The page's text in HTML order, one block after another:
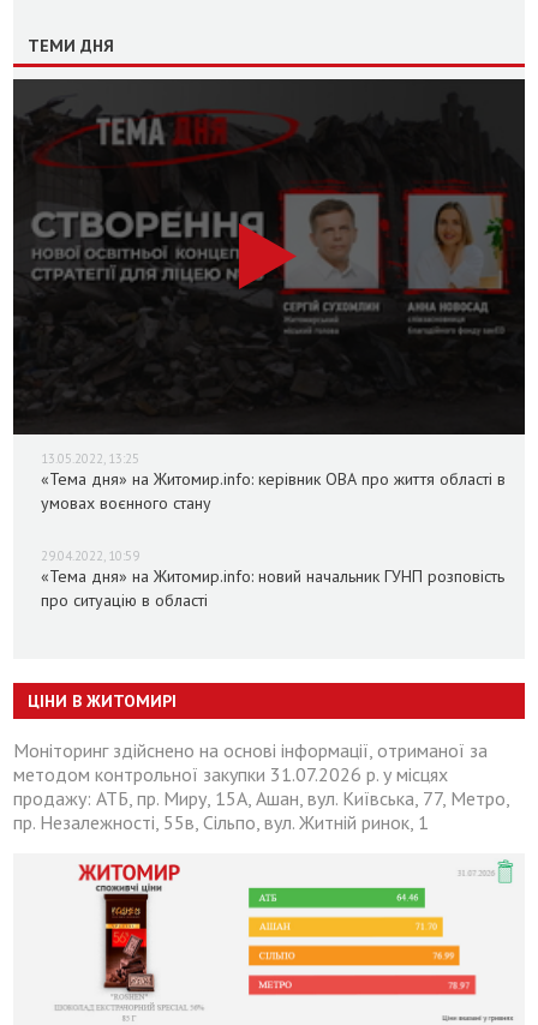
ТЕМИ ДНЯ
13.05.2022, 13:25
«Тема дня» на Житомир.info: керівник ОВА про життя області в
умовах воєнного стану
29.04.2022, 10:59
«Тема дня» на Житомир.info: новий начальник ГУНП розповість
про ситуацію в області
ЦІНИ В ЖИТОМИРІ
Моніторинг здійснено на основі інформації, отриманої за
методом контрольної закупки 31.07.2026 р. у місцях
продажу: АТБ, пр. Миру, 15А, Ашан, вул. Київська, 77, Метро,
пр. Незалежності, 55в, Сільпо, вул. Житній ринок, 1